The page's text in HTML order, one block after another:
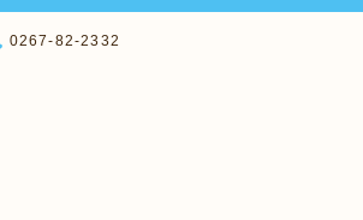
0267-82-2332